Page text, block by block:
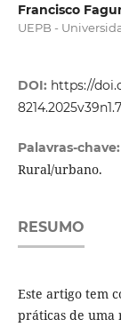
Francisco
UEPB -
DOI: https://
Palavras-chave:
Rural/urbano.
RESUMO
Este artigo tem
práticas de uma